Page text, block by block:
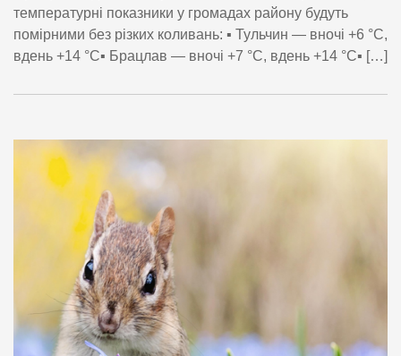
температурні показники у громадах району будуть
помірними без різких коливань: ▪️ Тульчин — вночі +6 °С,
вдень +14 °С▪️ Брацлав — вночі +7 °С, вдень +14 °С▪️ […]